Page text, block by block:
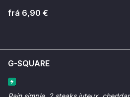
frá 6,90 €
G-SQUARE